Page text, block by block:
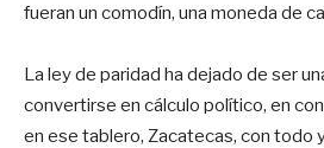
fueran un comodín, una moneda de
La ley de paridad ha dejado de ser
convertirse en cálculo político, en
en ese tablero, Zacatecas, con todo